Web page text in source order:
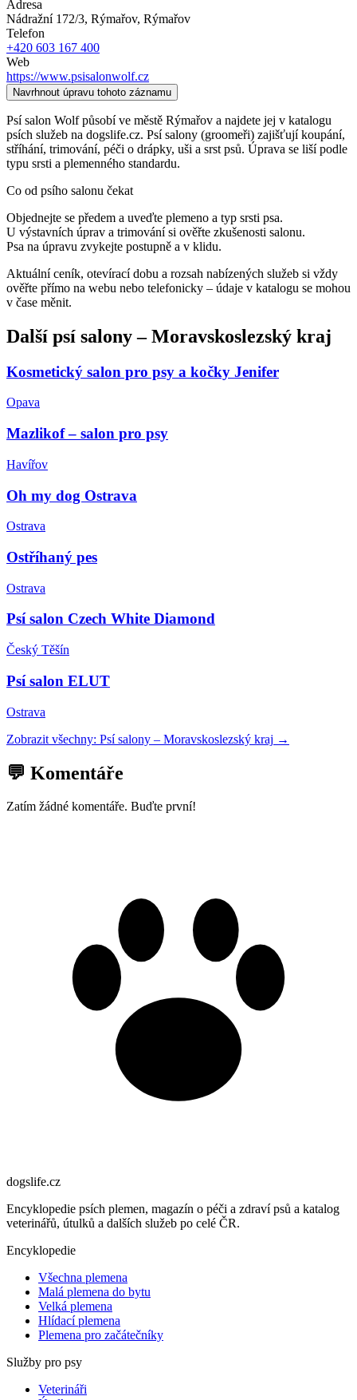
Adresa
Nádražní 172/3, Rýmařov, Rýmařov
Telefon
+420 603 167 400
Web
https://www.psisalonwolf.cz
Navrhnout úpravu tohoto záznamu
Psí salon Wolf působí ve městě Rýmařov a najdete jej v katalogu
psích služeb na dogslife.cz. Psí salony (groomeři) zajišťují koupání,
stříhání, trimování, péči o drápky, uši a srst psů. Úprava se liší podle
typu srsti a plemenného standardu.
Co od psího salonu čekat
Objednejte se předem a uveďte plemeno a typ srsti psa.
U výstavních úprav a trimování si ověřte zkušenosti salonu.
Psa na úpravu zvykejte postupně a v klidu.
Aktuální ceník, otevírací dobu a rozsah nabízených služeb si vždy
ověřte přímo na webu nebo telefonicky – údaje v katalogu se mohou
v čase měnit.
Další psí salony–Moravskoslezský kraj
Kosmetický salon pro psy a kočky Jenifer
Opava
Mazlikof – salon pro psy
Havířov
Oh my dog Ostrava
Ostrava
Ostříhaný pes
Ostrava
Psí salon Czech White Diamond
Český Těšín
Psí salon ELUT
Ostrava
Zobrazit všechny: Psí salony – Moravskoslezský kraj →
💬 Komentáře
Zatím žádné komentáře. Buďte první!
dogslife.cz
Encyklopedie psích plemen, magazín o péči a zdraví psů a katalog
veterinářů, útulků a dalších služeb po celé ČR.
Encyklopedie
Všechna plemena
Malá plemena do bytu
Velká plemena
Hlídací plemena
Plemena pro začátečníky
Služby pro psy
Veterináři